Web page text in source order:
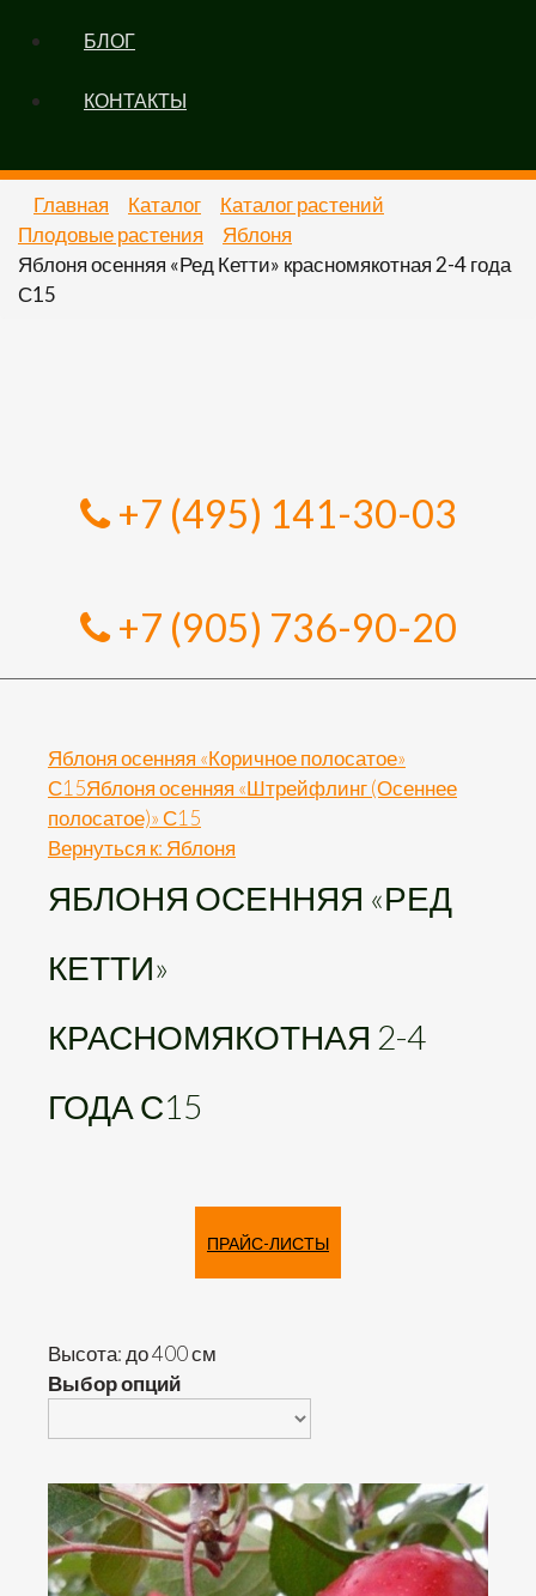
БЛОГ
КОНТАКТЫ
Главная Каталог
Каталог растений
Плодовые растения
Яблоня
Яблоня осенняя «Ред Кетти» красномякотная 2-4 года
С15
+7 (495) 141-30-03
+7 (905) 736-90-20
Яблоня осенняя «Коричное полосатое»
С15Яблоня осенняя «Штрейфлинг (Осеннее
полосатое)» С15
Вернуться к: Яблоня
ЯБЛОНЯ ОСЕННЯЯ «РЕД
КЕТТИ»
КРАСНОМЯКОТНАЯ 2-4
ГОДА С15
ПРАЙС-ЛИСТЫ
Высота: до 400 см
Выбор опций